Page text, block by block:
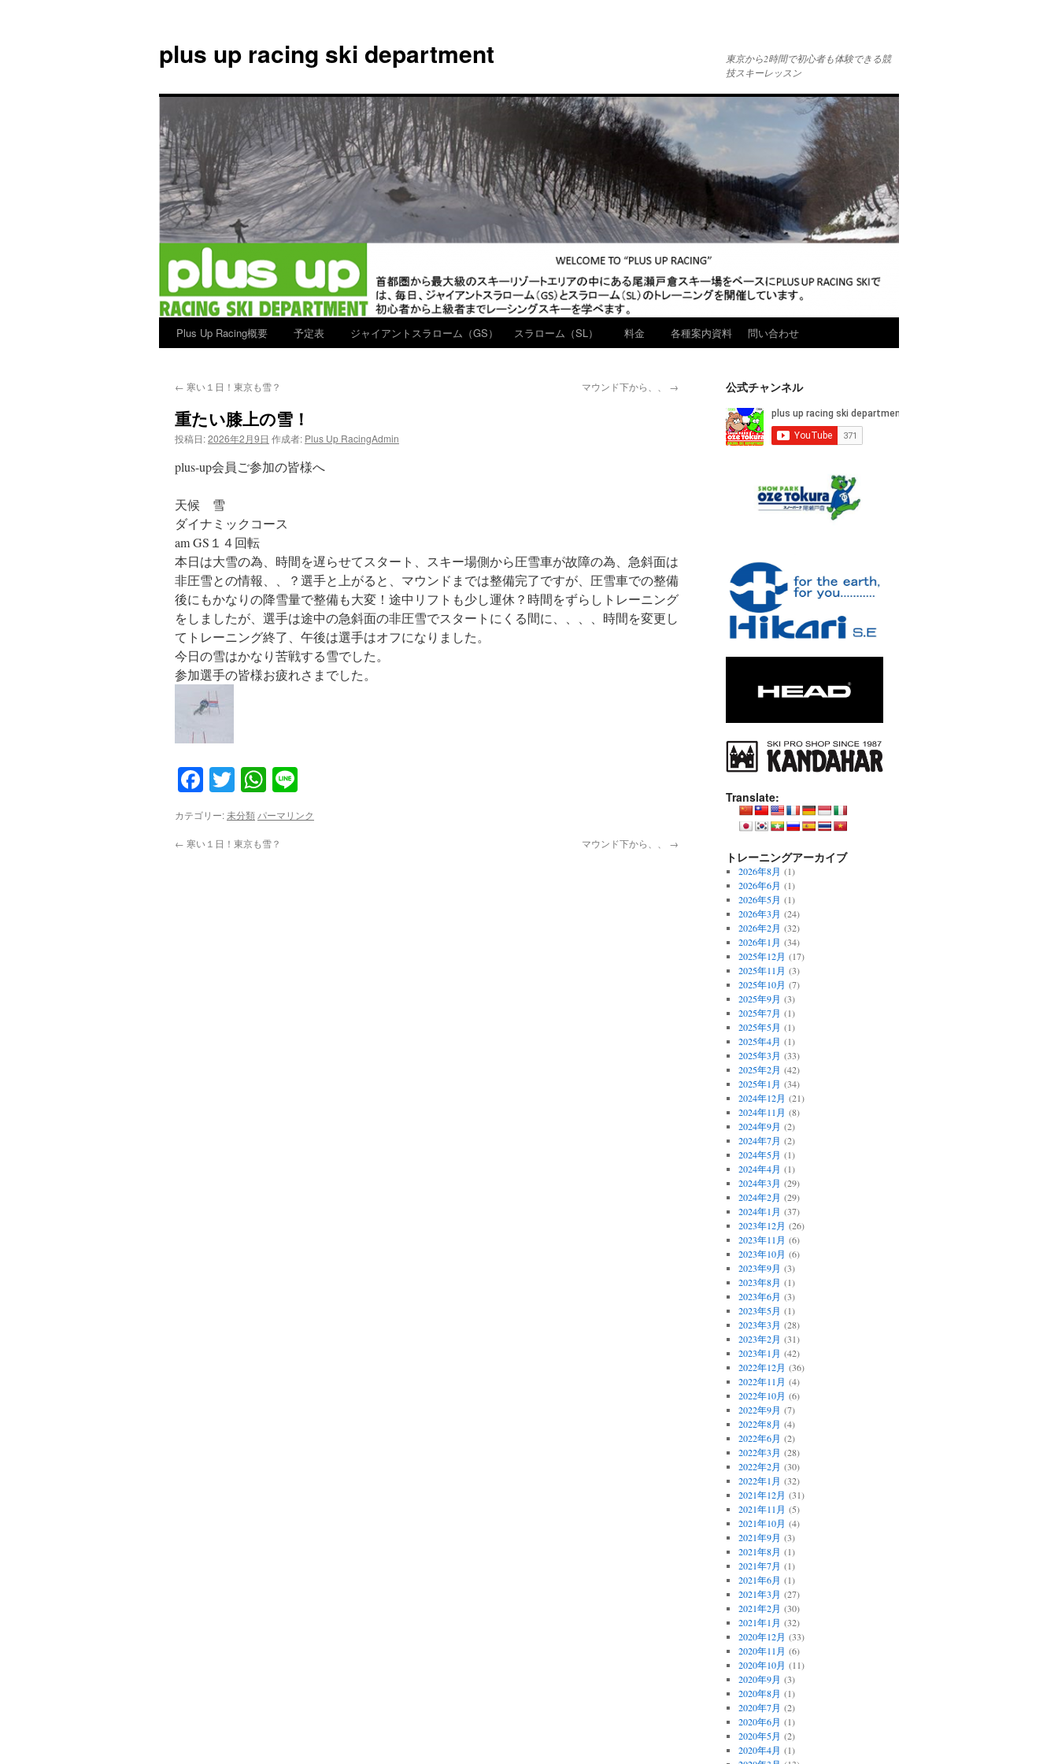
plus up racing ski department
東京から2時間で初心者も体験できる競
技スキーレッスン
ン
プ
Plus Up Racing概要 予定表 ジャイアントスラローム（GS） スラローム（SL） 料金 各種案内資料 問い合わせ
← 寒い１日！東京も雪？ マウンド下から、、 →
重たい膝上の雪！
投稿日:2026年2月9日 作成者: Plus Up RacingAdmin
plus-up会員ご参加の皆様へ
天候 雪
ダイナミックコース
am GS１４回転
本日は大雪の為、時間を遅らせてスタート、スキー場側から圧雪車が故障の為、急斜面は
非圧雪との情報、、？選手と上がると、マウンドまでは整備完了ですが、圧雪車での整備
後にもかなりの降雪量で整備も大変！途中リフトも少し運休？時間をずらしトレーニング
をしましたが、選手は途中の急斜面の非圧雪でスタートにくる間に、、、、時間を変更し
てトレーニング終了、午後は選手はオフになりました。
今日の雪はかなり苦戦する雪でした。
参加選手の皆様お疲れさまでした。
Facebook
TwitterWhatsApp
カテゴリー:未分類パーマリンク
← 寒い１日！東京も雪？ マウンド下から、、 →
公式チャンネル
Translate:
トレーニングアーカイブ
2026年8月 (1)
2026年6月 (1)
2026年5月 (1)
2026年3月 (24)
2026年2月 (32)
2026年1月 (34)
2025年12月 (17)
2025年11月 (3)
2025年10月 (7)
2025年9月 (3)
2025年7月 (1)
2025年5月 (1)
2025年4月 (1)
2025年3月 (33)
2025年2月 (42)
2025年1月 (34)
2024年12月 (21)
2024年11月 (8)
2024年9月 (2)
2024年7月 (2)
2024年5月 (1)
2024年4月 (1)
2024年3月 (29)
2024年2月 (29)
2024年1月 (37)
2023年12月 (26)
2023年11月 (6)
2023年10月 (6)
2023年9月 (3)
2023年8月 (1)
2023年6月 (3)
2023年5月 (1)
2023年3月 (28)
2023年2月 (31)
2023年1月 (42)
2022年12月 (36)
2022年11月 (4)
2022年10月 (6)
2022年9月 (7)
2022年8月 (4)
2022年6月 (2)
2022年3月 (28)
2022年2月 (30)
2022年1月 (32)
2021年12月 (31)
2021年11月 (5)
2021年10月 (4)
2021年9月 (3)
2021年8月 (1)
2021年7月 (1)
2021年6月 (1)
2021年3月 (27)
2021年2月 (30)
2021年1月 (32)
2020年12月 (33)
2020年11月 (6)
2020年10月 (11)
2020年9月 (3)
2020年8月 (1)
2020年7月 (2)
2020年6月 (1)
2020年5月 (2)
2020年4月 (1)